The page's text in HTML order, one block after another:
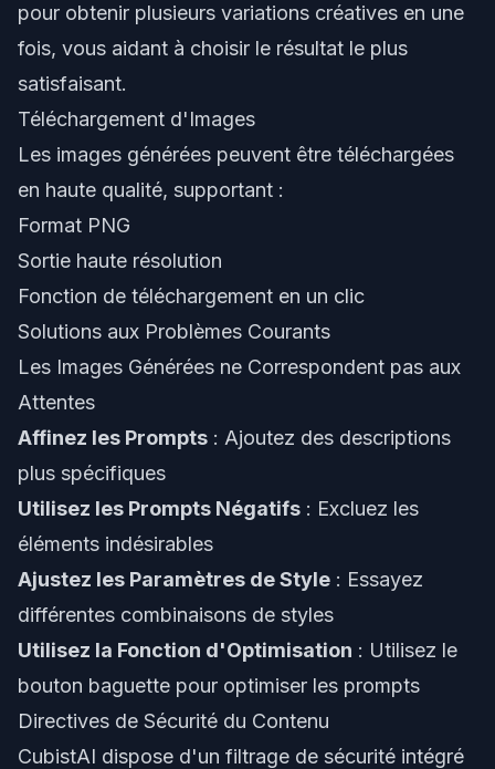
pour obtenir plusieurs variations créatives en une
fois, vous aidant à choisir le résultat le plus
satisfaisant.
Téléchargement d'Images
Les images générées peuvent être téléchargées
en haute qualité, supportant :
Format PNG
Sortie haute résolution
Fonction de téléchargement en un clic
Solutions aux Problèmes Courants
Les Images Générées ne Correspondent pas aux
Attentes
Affinez les Prompts : Ajoutez des descriptions
plus spécifiques
Utilisez les Prompts Négatifs : Excluez les
éléments indésirables
Ajustez les Paramètres de Style : Essayez
différentes combinaisons de styles
Utilisez la Fonction d'Optimisation : Utilisez le
bouton baguette pour optimiser les prompts
Directives de Sécurité du Contenu
CubistAI dispose d'un filtrage de sécurité intégré